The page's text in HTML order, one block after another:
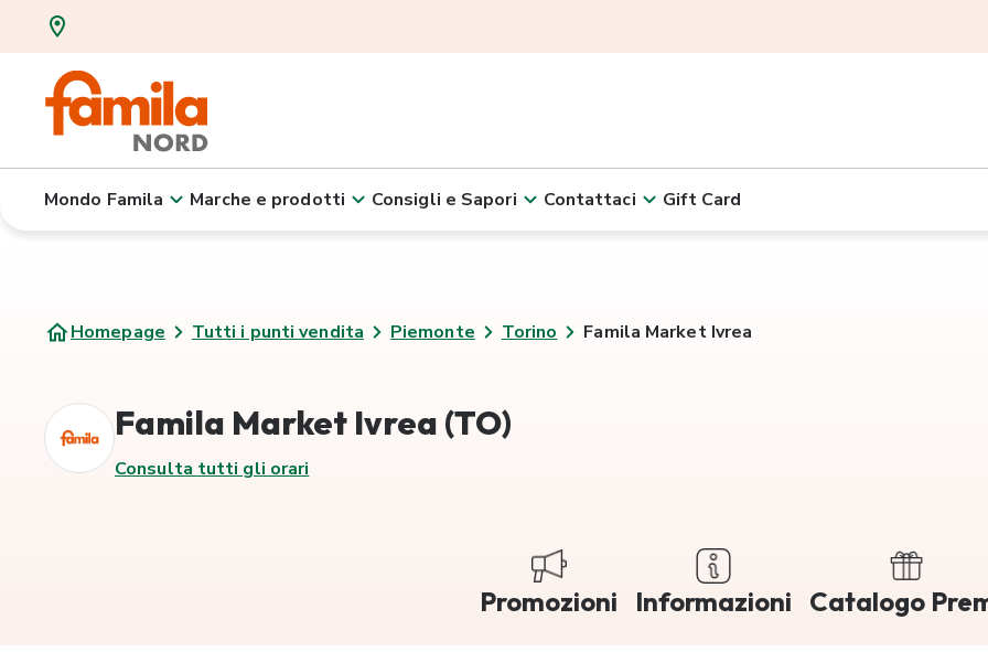
Mondo Famila Marche e prodotti Consigli e Sapori Contattaci Gift Card
Homepage Tutti i punti vendita Piemonte Torino Famila Market Ivrea
Famila Market Ivrea (TO)
Consulta tutti gli orari
Promozioni Informazioni Catalogo